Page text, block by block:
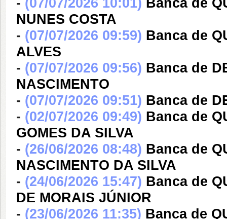
- (07/07/2026 10:01) Banca de
NUNES COSTA
- (07/07/2026 09:59) Banca de
ALVES
- (07/07/2026 09:56) Banca de
NASCIMENTO
- (07/07/2026 09:51) Banca de
- (02/07/2026 09:49) Banca de
GOMES DA SILVA
- (26/06/2026 08:48) Banca de
NASCIMENTO DA SILVA
- (24/06/2026 15:47) Banca de
DE MORAIS JÚNIOR
- (23/06/2026 11:35) Banca de